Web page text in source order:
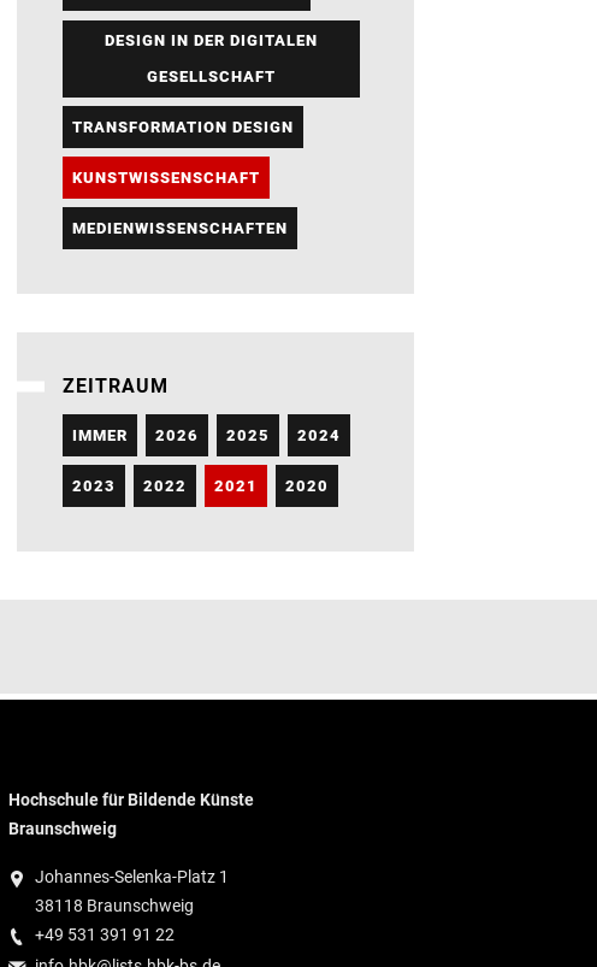
DESIGN IN DER DIGITALEN
GESELLSCHAFT
TRANSFORMATION DESIGN
KUNSTWISSENSCHAFT
MEDIENWISSENSCHAFTEN
ZEITRAUM
IMMER 2026 2025 2024
2023 2022 2021 2020
Hochschule für Bildende Künste
Braunschweig
Johannes-Selenka-Platz 1
38118 Braunschweig
+49 531 391 91 22